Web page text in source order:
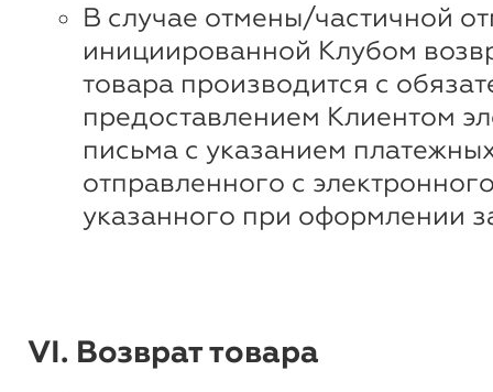
В случае отмены/частичной
инициированной Клубом
товара производится с
предоставлением Клиентом
письма с указанием
отправленного с
указанного при оформлении
VI. Возврат товара